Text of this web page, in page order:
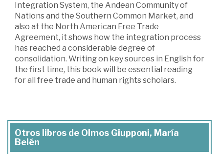
Integration System, the Andean Community of
Nations and the Southern Common Market, and
also at the North American Free Trade
Agreement, it shows how the integration process
has reached a considerable degree of
consolidation. Writing on key sources in English for
the first time, this book will be essential reading
for all free trade and human rights scholars.
Otros libros de Olmos Giupponi, María
Belén